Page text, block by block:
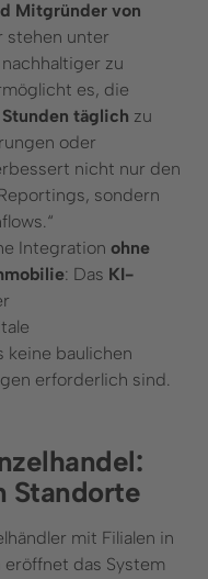
Mitgründer von
stehen unter
zu
es, die
täglich zu
oder
nicht nur den
sondern
Integrationohne
: Das KI-
keine baulichen
erforderlich sind.
Standorte
mit Filialen in
das System